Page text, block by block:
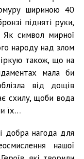
шириною 40
підняті руки,
символ мирної
народу над злом
також, що на
мала би
від дощів
схилу, щоби вода
їх…
добра нагода для
нашої